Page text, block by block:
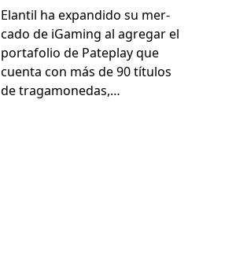
Elan­til ha expandi­do su mer­
ca­do de iGam­ing al agre­gar el
portafo­lio de Pateplay que
cuen­ta con más de 90 títu­los
de trag­a­monedas,…